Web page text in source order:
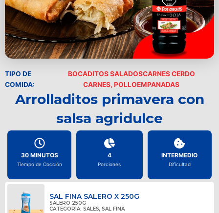
TIPO DE
COMIDA:
BOCADITOS SALADOSCARNES CERDO
CARNES, POLLOEMPANADAS
Arrolladitos primavera con
salsa agridulce
30 MINUTOS
Tiempo de Cocción
4
Porciones
INTERMEDIO
Dificultad
SAL FINA SALERO X 250G
SALERO 250G
CATEGORÍA: SALES, SAL FINA